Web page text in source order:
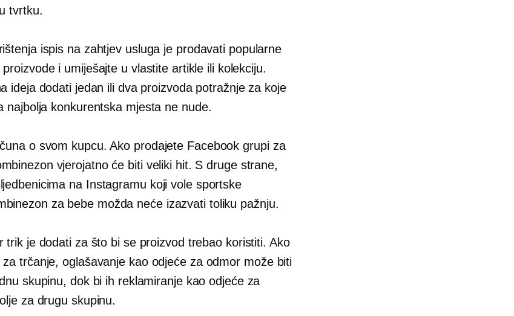
tvrtku.
ispis na zahtjev usluga je prodavati popularne
proizvode i umiješajte u vlastite artikle ili kolekciju.
ideja dodati jedan ili dva proizvoda potražnje za koje
najbolja konkurentska mjesta ne nude.
o svom kupcu. Ako prodajete Facebook grupi za
vjerojatno će biti veliki hit. S druge strane,
na Instagramu koji vole sportske
za bebe možda neće izazvati toliku pažnju.
trik je dodati za što bi se proizvod trebao koristiti. Ako
trčanje, oglašavanje kao odjeće za odmor može biti
skupinu, dok bi ih reklamiranje kao odjeće za
za drugu skupinu.